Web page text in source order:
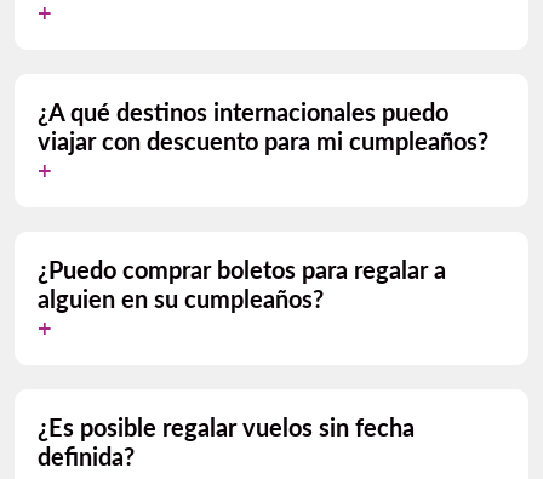
¿A qué destinos internacionales puedo
viajar con descuento para mi cumpleaños?
¿Puedo comprar boletos para regalar a
alguien en su cumpleaños?
¿Es posible regalar vuelos sin fecha
definida?